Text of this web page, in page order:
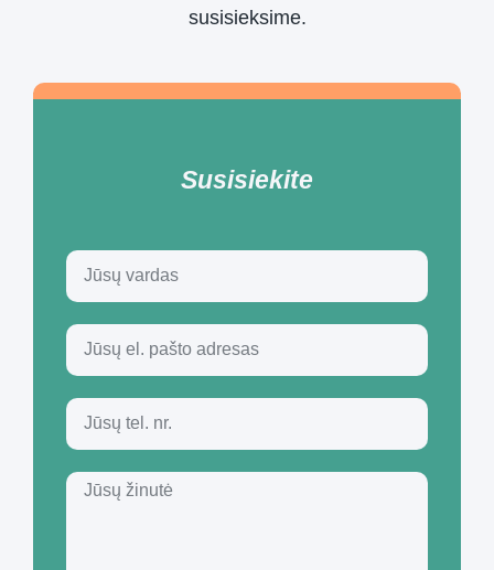
susisieksime.
Susisiekite